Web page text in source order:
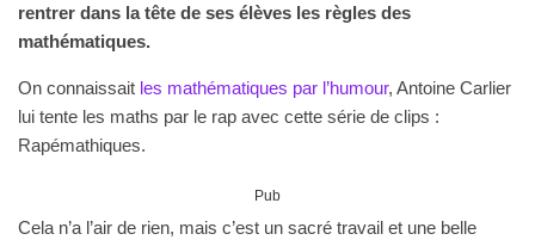
rentrer dans la tête de ses élèves les règles des
mathématiques.
On connaissait les mathématiques par l’humour, Antoine Carlier
lui tente les maths par le rap avec cette série de clips :
Rapémathiques.
Pub
Cela n’a l’air de rien, mais c’est un sacré travail et une belle